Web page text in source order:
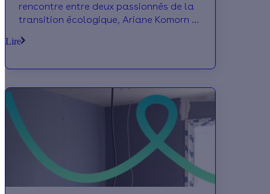
rencontre entre deux passionnés de la
transition écologique, Ariane Komorn et
ont pensé une offre de formation à
reconversion. La première session se
déroulera à partir du mois de
septembre et permettra aux
participants de se former au métier de
« Chef de projet en rénovation
énergétique ». Ils reviennent pour Effy
sur la genèse du projet et le déroulé de
la formation.
Lire